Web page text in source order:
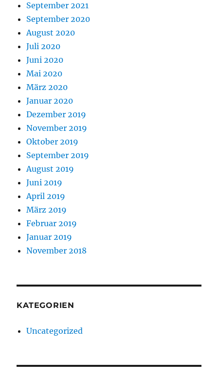
September 2021
September 2020
August 2020
Juli 2020
Juni 2020
Mai 2020
März 2020
Januar 2020
Dezember 2019
November 2019
Oktober 2019
September 2019
August 2019
Juni 2019
April 2019
März 2019
Februar 2019
Januar 2019
November 2018
KATEGORIEN
Uncategorized